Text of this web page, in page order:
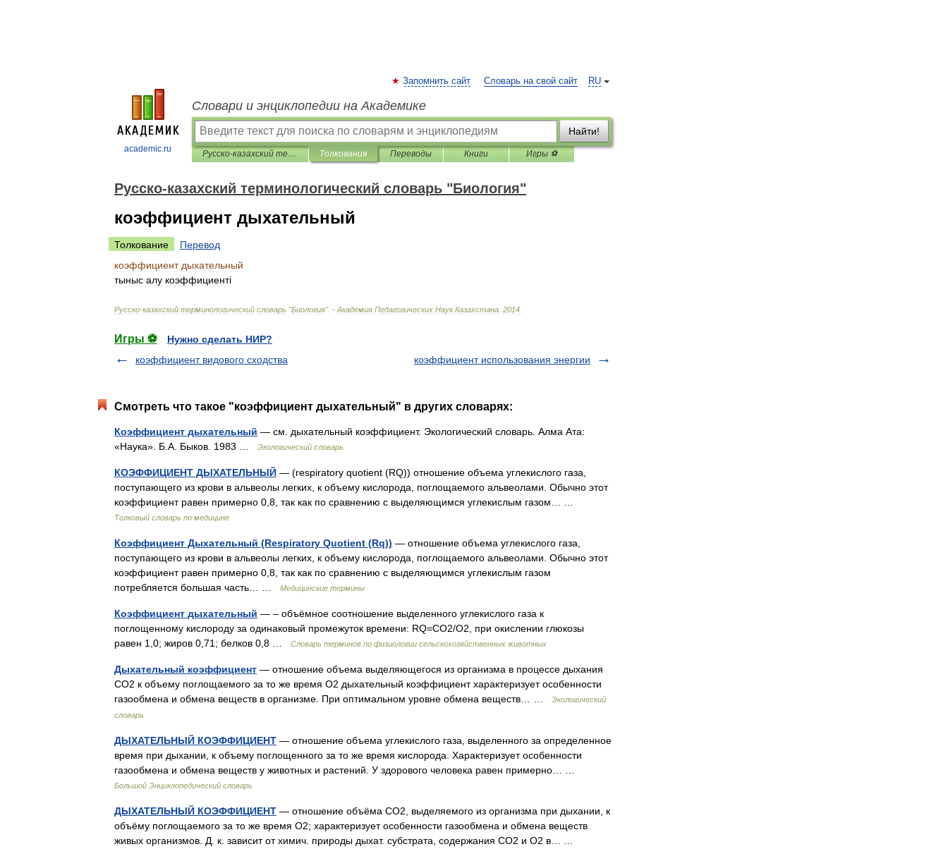
academic.ru
RU
Запомнить сайт Словарь на свой сайт
Словари и энциклопедии на Академике
Найти!
Русско-казахский терминологический словарь "Биология" Толкования Переводы Книги Игры ⚽
Русско-казахский терминологический словарь "Биология"
коэффициент дыхательный
Толкование
Перевод
коэффициент дыхательный
тыныс алу коэффициенті
Русско-казахский терминологический словарь "Биология". - Академия Педагогических Наук Казахстана 2014
Игры ⚽
Нужно сделать НИР?
коэффициент видового сходства
коэффициент использования энергии
Смотреть что такое "коэффициент дыхательный" в других словарях:
Коэффициент дыхательный — см. дыхательный коэффициент. Экологический словарь. Алма Ата:
«Наука». Б.А. Быков. 1983 …
Экологический словарь
КОЭФФИЦИЕНТ ДЫХАТЕЛЬНЫЙ — (respiratory quotient (RQ)) отношение объема углекислого газа,
поступающего из крови в альвеолы легких, к объему кислорода, поглощаемого альвеолами. Обычно этот
коэффициент равен примерно 0,8, так как по сравнению с выделяющимся углекислым газом… …
Толковый словарь по медицине
Коэффициент Дыхательный (Respiratory Quotient (Rq)) — отношение объема углекислого газа,
поступающего из крови в альвеолы легких, к объему кислорода, поглощаемого альвеолами. Обычно этот
коэффициент равен примерно 0,8, так как по сравнению с выделяющимся углекислым газом
потребляется большая часть… …
Медицинские термины
Коэффициент дыхательный — – объёмное соотношение выделенного углекислого газа к
поглощенному кислороду за одинаковый промежуток времени: RQ=СО2/O2, при окислении глюкозы
равен 1,0; жиров 0,71; белков 0,8 …
Словарь терминов по физиологии сельскохозяйственных животных
Дыхательный коэффициент — отношение объема выделяющегося из организма в процессе дыхания
СО2 к объему поглощаемого за то же время О2 дыхательный коэффициент характеризует особенности
газообмена и обмена веществ в организме. При оптимальном уровне обмена веществ… …
Экологический
словарь
ДЫХАТЕЛЬНЫЙ КОЭФФИЦИЕНТ — отношение объема углекислого газа, выделенного за определенное
время при дыхании, к объему поглощенного за то же время кислорода. Характеризует особенности
газообмена и обмена веществ у животных и растений. У здорового человека равен примерно… …
Большой Энциклопедический словарь
ДЫХАТЕЛЬНЫЙ КОЭФФИЦИЕНТ — отношение объёма СО2, выделяемого из организма при дыхании, к
объёму поглощаемого за то же время О2; характеризует особенности газообмена и обмена веществ
живых организмов. Д. к. зависит от химич. природы дыхат. субстрата, содержания СО2 и О2 в… …